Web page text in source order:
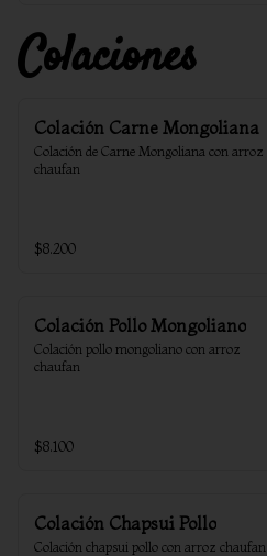
Colaciones
Colación Carne Mongoliana
Colación de Carne Mongoliana con arroz
chaufan
$8.200
Colación Pollo Mongoliano
Colación pollo mongoliano con arroz
chaufan
$8.100
Colación Chapsui Pollo
Colación chapsui pollo con arroz chaufan